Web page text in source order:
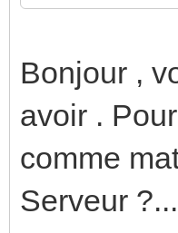
Bonjour ,
avoir .
comme
Serveur